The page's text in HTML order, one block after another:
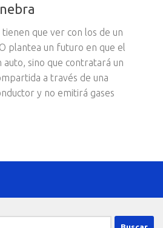
tienen que ver con los de un
plantea un futuro en que el
auto, sino que contratará un
a través de una
y no emitirá gases